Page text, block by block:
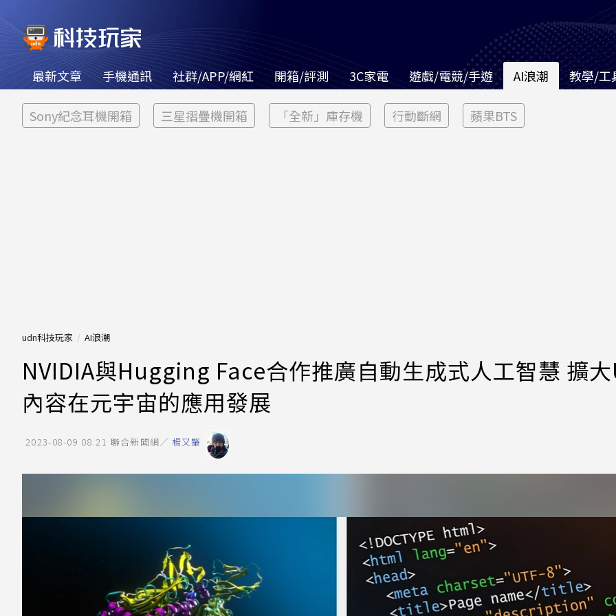
最新文章 手機通訊 社群/APP/網紅 開箱/評測 3C家電 遊戲/電競/手遊 AI浪潮 教學/工
Sony紀念耳機開箱 三星摺疊機開箱 「全新」庫存機 行動斷網 蘋果BTS
udn科技玩家 AI浪潮
NVIDIA與Hugging Face合作推廣自動生成式人工智慧 擴
內容在元宇宙的應用發展
2023-08-09 08:21 聯合新聞網／ 楊又肇